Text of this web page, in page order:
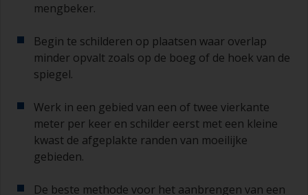
product verwijdert en/of te ver doorschuurt en
mengbeker.
Begin te schilderen op plaatsen waar overlap
minder opvalt zoals op de boeg of de hoek van de
spiegel.
Werk in een gebied van een of twee vierkante
meter per keer en schilder eerst met een kleine
kwast de afgeplakte randen van moeilijke
gebieden.
De beste methode voor het aanbrengen van een